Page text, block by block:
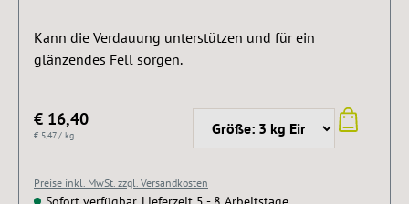
Kann die Verdauung unterstützen und für ein
glänzendes Fell sorgen.
€ 16,40
€ 5,47 / kg
Preise inkl. MwSt. zzgl. Versandkosten